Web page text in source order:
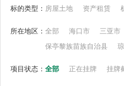
标的类型： 房屋土地 资产租赁
所在地区： 全部 海口市 三亚市
保亭黎族苗族自治县
项目状态： 全部 正在挂牌 挂牌